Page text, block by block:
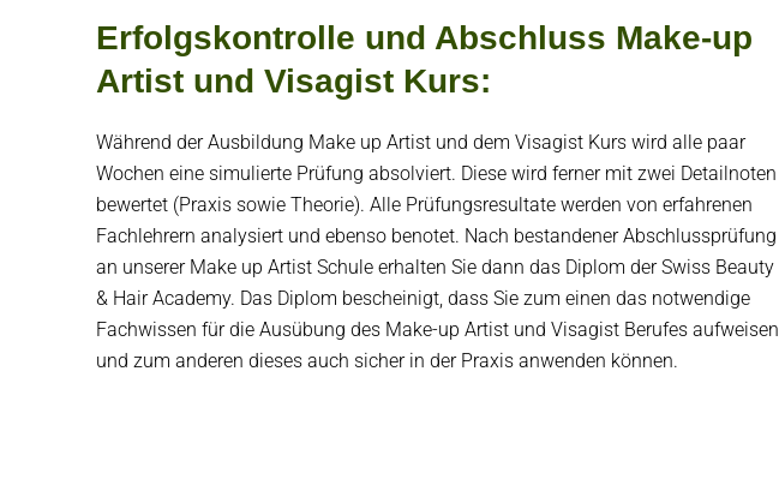
Erfolgskontrolle und Abschluss Make-up
Artist und Visagist Kurs:
Während der Ausbildung Make up Artist und dem Visagist Kurs wird alle paar
Wochen eine simulierte Prüfung absolviert. Diese wird ferner mit zwei Detailnoten
bewertet (Praxis sowie Theorie). Alle Prüfungsresultate werden von erfahrenen
Fachlehrern analysiert und ebenso benotet. Nach bestandener Abschlussprüfung
an unserer Make up Artist Schule erhalten Sie dann das Diplom der Swiss Beauty
& Hair Academy. Das Diplom bescheinigt, dass Sie zum einen das notwendige
Fachwissen für die Ausübung des Make-up Artist und Visagist Berufes aufweisen
und zum anderen dieses auch sicher in der Praxis anwenden können.